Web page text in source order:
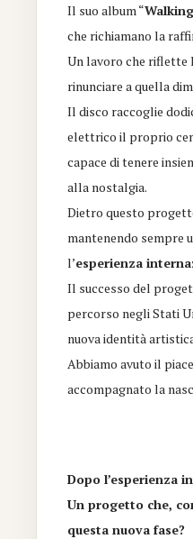
Il suo album “
che richiamano la
Un lavoro che riflette
rinunciare a quella
Il disco raccoglie
elettrico il proprio
capace di tenere
alla nostalgia.
Dietro questo
mantenendo sempre
l’esperienza
Il successo del
percorso negli Stati
nuova identità
Abbiamo avuto il
accompagnato la
Dopo l’esperienza
Un progetto che,
questa nuova fase?